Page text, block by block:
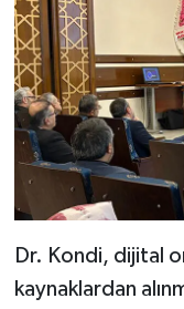
Dr. Kondi, dijital
kaynaklardan
Karaman
Kars
Kastamonu
Kilis